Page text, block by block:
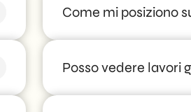
Assolutamente: gran
professionali e attività
Come mi posiziono
Con una strategia SEO
mirati sulle ricerche del
Posso vedere lavori